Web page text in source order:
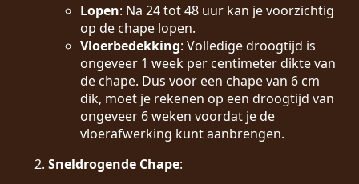
Lopen: Na 24 tot 48 uur kan je voorzichtig
op de chape lopen.
Vloerbedekking: Volledige droogtijd is
ongeveer 1 week per centimeter dikte van
de chape. Dus voor een chape van 6 cm
dik, moet je rekenen op een droogtijd van
ongeveer 6 weken voordat je de
vloerafwerking kunt aanbrengen.
Sneldrogende Chape: